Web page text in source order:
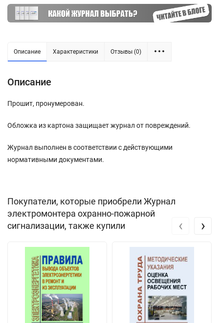
Описание Характеристики Отзывы (0)
Описание
Прошит, пронумерован.
Обложка из картона защищает журнал от повреждений.
Журнал выполнен в соответствии с действующими
нормативными документами.
Покупатели, которые приобрели Журнал
электромонтера охранно-пожарной
сигнализации, также купили
‹ ›